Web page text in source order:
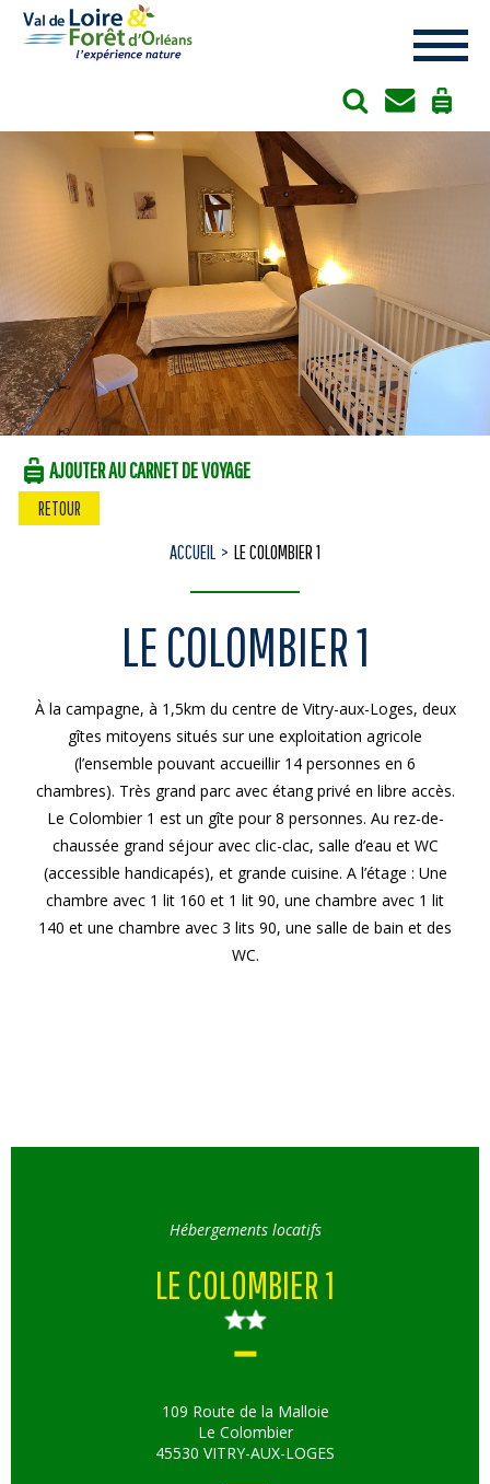
AJOUTER AU CARNET DE VOYAGE
RETOUR
ACCUEIL LE COLOMBIER 1
LE COLOMBIER 1
À la campagne, à 1,5km du centre de Vitry-aux-Loges, deux
gîtes mitoyens situés sur une exploitation agricole
(l’ensemble pouvant accueillir 14 personnes en 6
chambres). Très grand parc avec étang privé en libre accès.
Le Colombier 1 est un gîte pour 8 personnes. Au rez-de-
chaussée grand séjour avec clic-clac, salle d’eau et WC
(accessible handicapés), et grande cuisine. A l’étage : Une
chambre avec 1 lit 160 et 1 lit 90, une chambre avec 1 lit
140 et une chambre avec 3 lits 90, une salle de bain et des
WC.
Hébergements locatifs
LE COLOMBIER 1
109 Route de la Malloie
Le Colombier
45530 VITRY-AUX-LOGES
Cookies management panel